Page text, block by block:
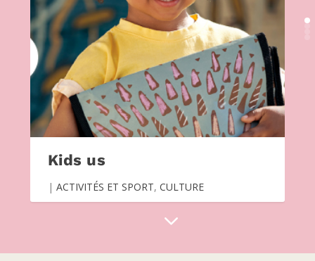
Kids us
| ACTIVITÉS ET SPORT, CULTURE